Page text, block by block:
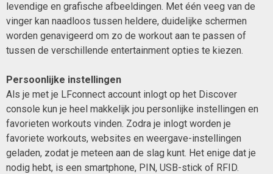
levendige en grafische afbeeldingen. Met één veeg van de
vinger kan naadloos tussen heldere, duidelijke schermen
worden genavigeerd om zo de workout aan te passen of
tussen de verschillende entertainment opties te kiezen.
Persoonlijke instellingen
Als je met je LFconnect account inlogt op het Discover
console kun je heel makkelijk jou personlijke instellingen en
favorieten workouts vinden. Zodra je inlogt worden je
favoriete workouts, websites en weergave-instellingen
geladen, zodat je meteen aan de slag kunt. Het enige dat je
nodig hebt, is een smartphone, PIN, USB-stick of RFID.